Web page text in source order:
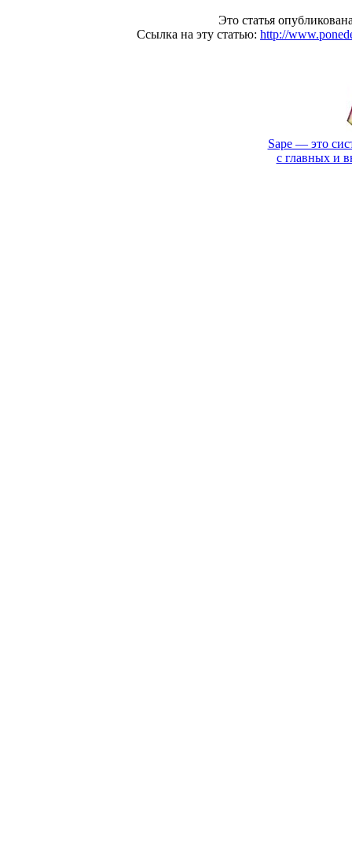
Это статья
Ссылка на эту статью: http://
Sape — это
с главных и